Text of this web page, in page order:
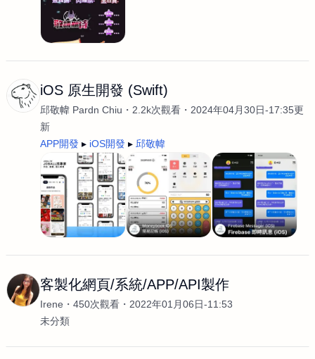
iOS 原生開發 (Swift)
邱敬幃 Pardn Chiu 2.2k次觀看
2024年04月30日-17:35更
新
APP開發
iOS開發 邱敬幃
客製化網頁/系統/APP/API製作
Irene 450次觀看
2022年01月06日-11:53
未分類